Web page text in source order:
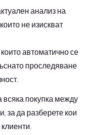
анализ на
не изискват
които автоматично се
проследяване
всяка покупка между
за да разберете кои